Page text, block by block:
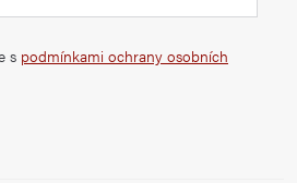
s podmínkami ochrany osobních